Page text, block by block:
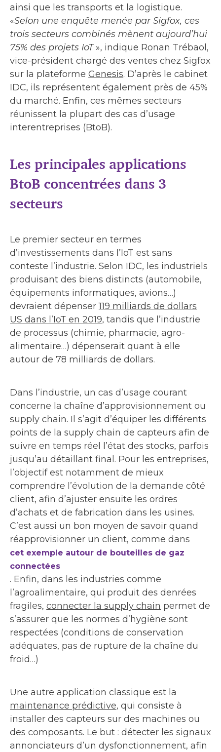
ainsi que les transports et la logistique.
«Selon une enquête menée par Sigfox, ces
trois secteurs combinés mènent aujourd’hui
75% des projets IoT», indique Ronan Trébaol,
vice-président chargé des ventes chez Sigfox
sur la plateforme Genesis. D’après le cabinet
IDC, ils représentent également près de 45%
du marché. Enfin, ces mêmes secteurs
réunissent la plupart des cas d’usage
interentreprises (BtoB).
Les principales applications
BtoB concentrées dans 3
secteurs
Le premier secteur en termes
d’investissements dans l’IoT est sans
conteste l’industrie. Selon IDC, les industriels
produisant des biens distincts (automobile,
équipements informatiques, avions…)
devraient dépenser119 milliards de dollars
US dans l’IoT en 2019, tandis que l’industrie
de processus (chimie, pharmacie, agro-
alimentaire…) dépenserait quant à elle
autour de 78 milliards de dollars.
Dans l’industrie, un cas d’usage courant
concerne la chaîne d’approvisionnement ou
supply chain. Il s’agit d’équiper les différents
points de la supply chain de capteurs afin de
suivre en temps réel l’état des stocks, parfois
jusqu’au détaillant final. Pour les entreprises,
l’objectif est notamment de mieux
comprendre l’évolution de la demande côté
client, afin d’ajuster ensuite les ordres
d’achats et de fabrication dans les usines.
C’est aussi un bon moyen de savoir quand
réapprovisionner un client, comme dans
cet exemple autour de bouteilles de gaz
connectées
. Enfin, dans les industries comme
l’agroalimentaire, qui produit des denrées
fragiles, connecter la supply chain permet de
s’assurer que les normes d’hygiène sont
respectées (conditions de conservation
adéquates, pas de rupture de la chaîne du
froid…)
Une autre application classique est la
maintenance prédictive, qui consiste à
installer des capteurs sur des machines ou
des composants. Le but : détecter les signaux
annonciateurs d’un dysfonctionnement, afin